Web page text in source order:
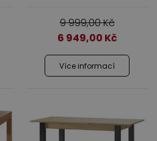
9 999,00Kč
6 949,00 Kč
Více informací